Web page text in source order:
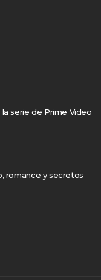
serie de Prime Video
romance y secretos